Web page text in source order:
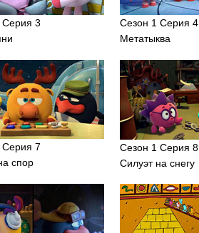
Серия 3
Сезон 1 Серия 4
Метатыква
Серия 7
спор
Сезон 1 Серия 8
Силуэт на снегу